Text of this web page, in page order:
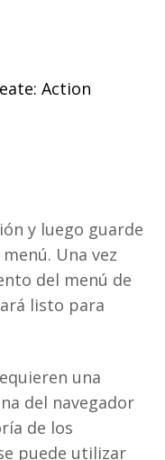
y luego guarde
Una vez
del menú de
listo para
una
del navegador
de los
puede utilizar